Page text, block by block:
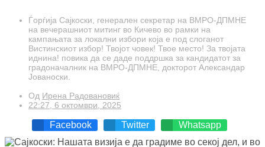
Ѓорѓија Сајкоски, генерален секретар на ВМРО-ДПМНЕ
на вечерашниот митинг во Кичево во рамки на
кампањата за локални избори која е под слоганот
Вистинскиот избор! Твојот човек! Твое место! За твојата
иднина! повика да се даде поддршка за кандидатот за
градоначалник на ВМРО-ДПМНЕ, докторот Александар
Јованоски.
Од Ирена Радовановиќ
22:27, 6 октомври, 2025
Facebook Twitter Whatsapp